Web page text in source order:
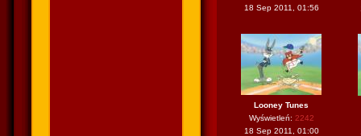
18 Sep 2011, 01:56
Looney Tunes
Wyświetleń: 2242
18 Sep 2011, 01:00